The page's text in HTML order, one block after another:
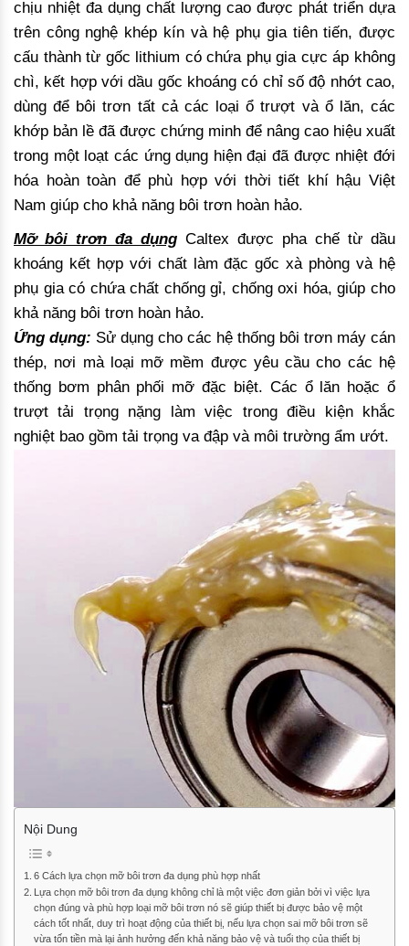
chịu nhiệt đa dụng chất lượng cao được phát triển dựa
trên công nghệ khép kín và hệ phụ gia tiên tiến, được
cấu thành từ gốc lithium có chứa phụ gia cực áp không
chì, kết hợp với dầu gốc khoáng có chỉ số độ nhớt cao,
dùng để bôi trơn tất cả các loại ổ trượt và ổ lăn, các
khớp bản lề đã được chứng minh để nâng cao hiệu xuất
trong một loạt các ứng dụng hiện đại đã được nhiệt đới
hóa hoàn toàn để phù hợp với thời tiết khí hậu Việt
Nam giúp cho khả năng bôi trơn hoàn hảo.
Mỡ bôi trơn đa dụng Caltex được pha chế từ dầu
khoáng kết hợp với chất làm đặc gốc xà phòng và hệ
phụ gia có chứa chất chống gỉ, chống oxi hóa, giúp cho
khả năng bôi trơn hoàn hảo.
Ứng dụng: Sử dụng cho các hệ thống bôi trơn máy cán
thép, nơi mà loại mỡ mềm được yêu cầu cho các hệ
thống bơm phân phối mỡ đặc biệt. Các ổ lăn hoặc ổ
trượt tải trọng nặng làm việc trong điều kiện khắc
nghiệt bao gồm tải trọng va đập và môi trường ẩm ướt.
Nội Dung
6 Cách lựa chọn mỡ bôi trơn đa dụng phù hợp nhất
Lựa chọn mỡ bôi trơn đa dụng không chỉ là một việc đơn giản bởi vì việc lựa
chọn đúng và phù hợp loại mỡ bôi trơn nó sẽ giúp thiết bị được bảo vệ một
cách tốt nhất, duy trì hoạt động của thiết bị, nếu lựa chọn sai mỡ bôi trơn sẽ
vừa tốn tiền mà lại ảnh hưởng đến khả năng bảo vệ và tuổi thọ của thiết bị